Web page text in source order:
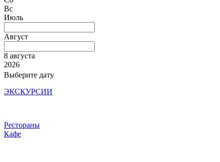
Вс
Июль
Август
8 августа
2026
Выберите дату
ЭКСКУРСИИ
Рестораны
Кафе